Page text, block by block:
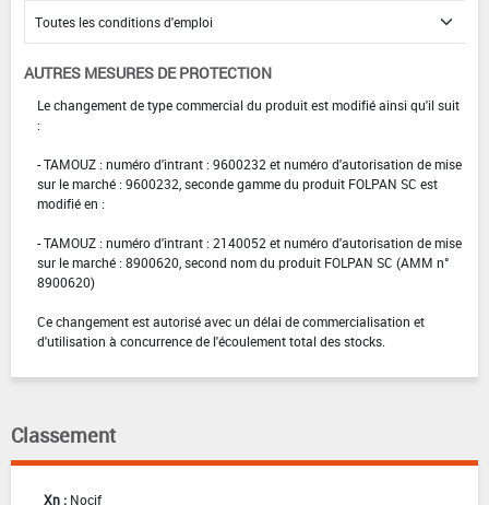
AUTRES MESURES DE PROTECTION
Le changement de type commercial du produit est modifié ainsi qu'il suit
:
- TAMOUZ : numéro d'intrant : 9600232 et numéro d'autorisation de mise
sur le marché : 9600232, seconde gamme du produit FOLPAN SC est
modifié en :
- TAMOUZ : numéro d'intrant : 2140052 et numéro d'autorisation de mise
sur le marché : 8900620, second nom du produit FOLPAN SC (AMM n°
8900620)
Ce changement est autorisé avec un délai de commercialisation et
d'utilisation à concurrence de l'écoulement total des stocks.
Classement
Xn : Nocif